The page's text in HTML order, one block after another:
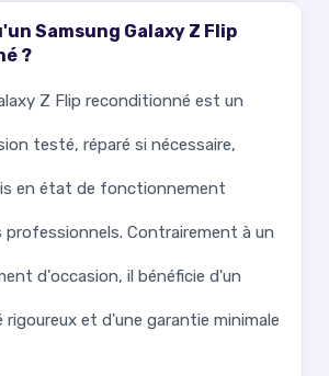
Samsung Galaxy Z Flip
?
Z Flip reconditionné est un
testé, réparé si nécessaire,
en état de fonctionnement
professionnels. Contrairement à un
d'occasion, il bénéficie d'un
et d'une garantie minimale